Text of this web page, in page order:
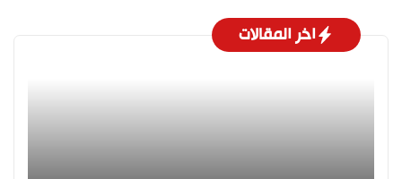
اخر المقالات